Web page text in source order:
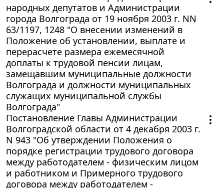
народных депутатов и Администрации
города Волгограда от 19 ноября 2003 г. NN
63/1197, 1248 "О внесении изменений в
Положение об установлении, выплате и
перерасчете размера ежемесячной
доплаты к трудовой пенсии лицам,
замещавшим муниципальные должности
Волгограда и должности муниципальных
служащих муниципальной службы
Волгограда"
Постановление Главы Администрации
Волгоградской области от 4 декабря 2003 г.
N 943 "Об утверждении Положения о
порядке регистрации трудового договора
между работодателем - физическим лицом
и работником и Примерного трудового
договора между работодателем -